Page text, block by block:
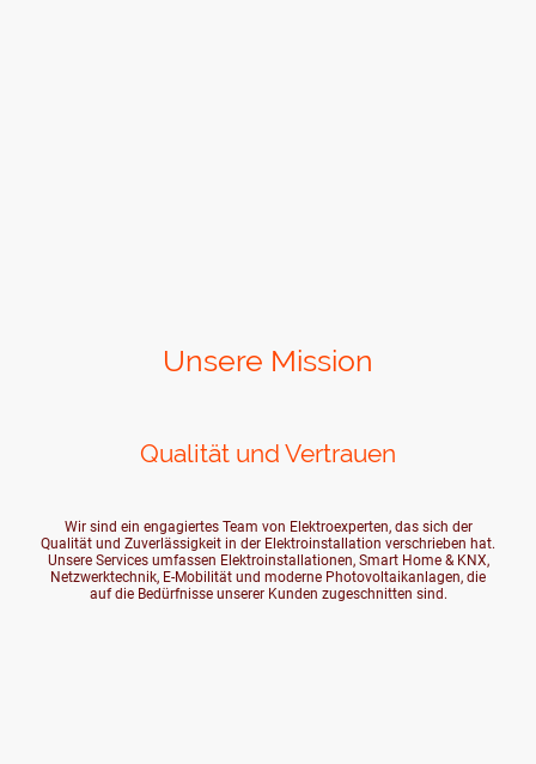
Unsere Mission
Qualität und Vertrauen
Wir sind ein engagiertes Team von Elektroexperten, das sich der
Qualität und Zuverlässigkeit in der Elektroinstallation verschrieben hat.
Unsere Services umfassen Elektroinstallationen, Smart Home & KNX,
Netzwerktechnik, E-Mobilität und moderne Photovoltaikanlagen, die
auf die Bedürfnisse unserer Kunden zugeschnitten sind.